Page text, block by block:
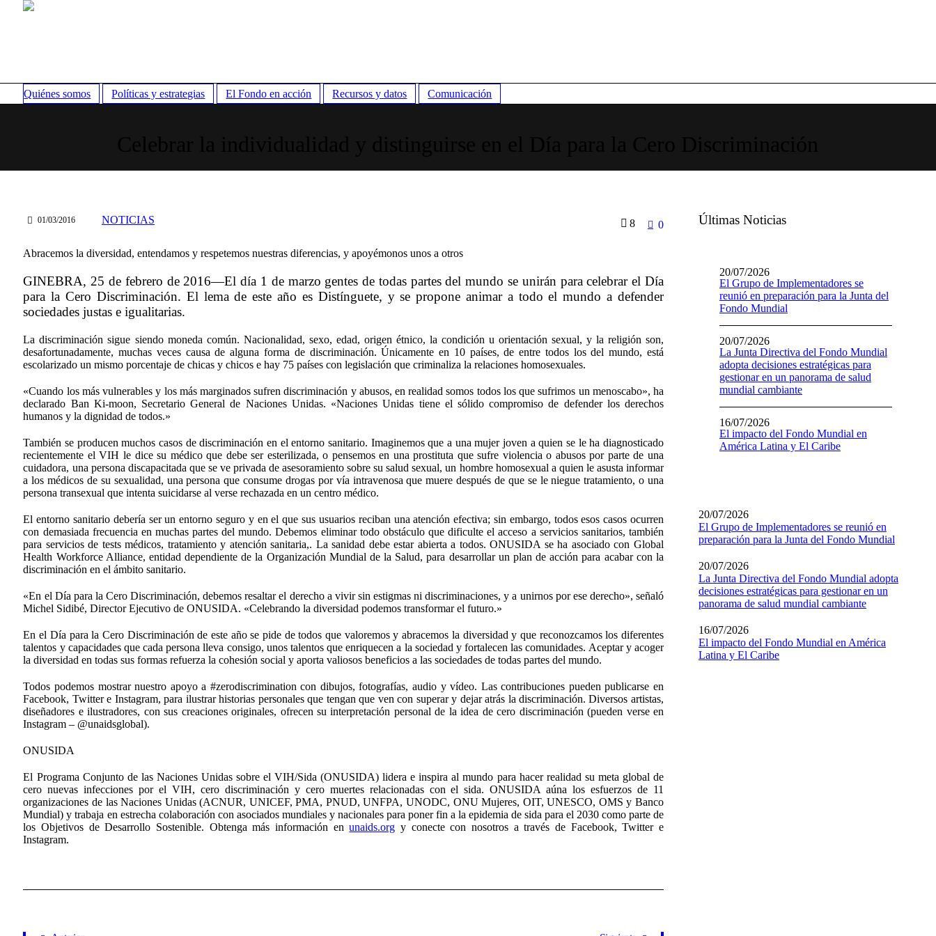
Quiénes somos Políticas y estrategias El Fondo en acción Recursos y datos Comunicación
NOTICIAS 8 0
01/03/2016
Abracemos la diversidad, entendamos y respetemos nuestras diferencias, y apoyémonos unos a otros
GINEBRA, 25 de febrero de 2016—El día 1 de marzo gentes de todas partes del mundo se unirán para celebrar el Día
para la Cero Discriminación. El lema de este año es Distínguete, y se propone animar a todo el mundo a defender
sociedades justas e igualitarias.
La discriminación sigue siendo moneda común. Nacionalidad, sexo, edad, origen étnico, la condición u orientación sexual, y la religión son,
desafortunadamente, muchas veces causa de alguna forma de discriminación. Únicamente en 10 países, de entre todos los del mundo, está
escolarizado un mismo porcentaje de chicas y chicos e hay 75 países con legislación que criminaliza la relaciones homosexuales.
«Cuando los más vulnerables y los más marginados sufren discriminación y abusos, en realidad somos todos los que sufrimos un menoscabo», ha
declarado Ban Ki-moon, Secretario General de Naciones Unidas. «Naciones Unidas tiene el sólido compromiso de defender los derechos
humanos y la dignidad de todos.»
También se producen muchos casos de discriminación en el entorno sanitario. Imaginemos que a una mujer joven a quien se le ha diagnosticado
recientemente el VIH le dice su médico que debe ser esterilizada, o pensemos en una prostituta que sufre violencia o abusos por parte de una
cuidadora, una persona discapacitada que se ve privada de asesoramiento sobre su salud sexual, un hombre homosexual a quien le asusta informar
a los médicos de su sexualidad, una persona que consume drogas por vía intravenosa que muere después de que se le niegue tratamiento, o una
persona transexual que intenta suicidarse al verse rechazada en un centro médico.
El entorno sanitario debería ser un entorno seguro y en el que sus usuarios reciban una atención efectiva; sin embargo, todos esos casos ocurren
con demasiada frecuencia en muchas partes del mundo. Debemos eliminar todo obstáculo que dificulte el acceso a servicios sanitarios, también
para servicios de tests médicos, tratamiento y atención sanitaria,. La sanidad debe estar abierta a todos. ONUSIDA se ha asociado con Global
Health Workforce Alliance, entidad dependiente de la Organización Mundial de la Salud, para desarrollar un plan de acción para acabar con la
discriminación en el ámbito sanitario.
«En el Día para la Cero Discriminación, debemos resaltar el derecho a vivir sin estigmas ni discriminaciones, y a unirnos por ese derecho», señaló
Michel Sidibé, Director Ejecutivo de ONUSIDA. «Celebrando la diversidad podemos transformar el futuro.»
En el Día para la Cero Discriminación de este año se pide de todos que valoremos y abracemos la diversidad y que reconozcamos los diferentes
talentos y capacidades que cada persona lleva consigo, unos talentos que enriquecen a la sociedad y fortalecen las comunidades. Aceptar y acoger
la diversidad en todas sus formas refuerza la cohesión social y aporta valiosos beneficios a las sociedades de todas partes del mundo.
Todos podemos mostrar nuestro apoyo a #zerodiscrimination con dibujos, fotografías, audio y vídeo. Las contribuciones pueden publicarse en
Facebook, Twitter e Instagram, para ilustrar historias personales que tengan que ven con superar y dejar atrás la discriminación. Diversos artistas,
diseñadores e ilustradores, con sus creaciones originales, ofrecen su interpretación personal de la idea de cero discriminación (pueden verse en
Instagram – @unaidsglobal).
ONUSIDA
El Programa Conjunto de las Naciones Unidas sobre el VIH/Sida (ONUSIDA) lidera e inspira al mundo para hacer realidad su meta global de
cero nuevas infecciones por el VIH, cero discriminación y cero muertes relacionadas con el sida. ONUSIDA aúna los esfuerzos de 11
organizaciones de las Naciones Unidas (ACNUR, UNICEF, PMA, PNUD, UNFPA, UNODC, ONU Mujeres, OIT, UNESCO, OMS y Banco
Mundial) y trabaja en estrecha colaboración con asociados mundiales y nacionales para poner fin a la epidemia de sida para el 2030 como parte de
los Objetivos de Desarrollo Sostenible. Obtenga más información enunaids.org y conecte con nosotros a través de Facebook, Twitter e
Instagram.
Últimas Noticias
El Grupo de Implementadores se
reunió en preparación para la Junta del
Fondo Mundial
20/07/2026
La Junta Directiva del Fondo Mundial
adopta decisiones estratégicas para
gestionar en un panorama de salud
mundial cambiante
20/07/2026
El impacto del Fondo Mundial en
América Latina y El Caribe
16/07/2026
20/07/2026
El Grupo de Implementadores se reunió en
preparación para la Junta del Fondo Mundial
20/07/2026
La Junta Directiva del Fondo Mundial adopta
decisiones estratégicas para gestionar en un
panorama de salud mundial cambiante
16/07/2026
El impacto del Fondo Mundial en América
Latina y El Caribe